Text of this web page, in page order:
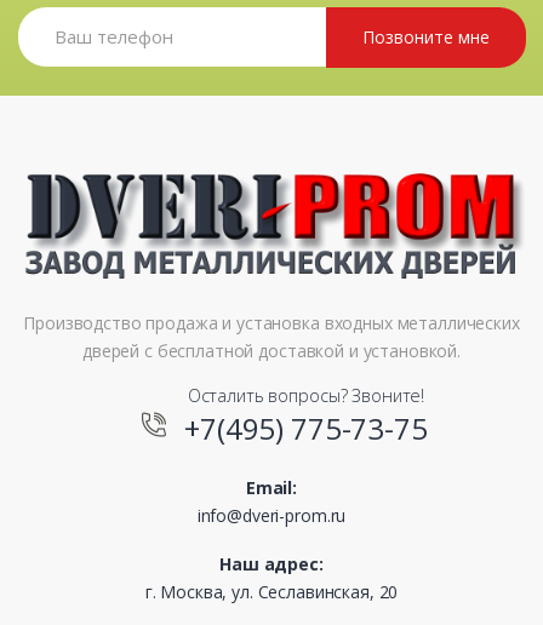
Позвоните мне
Производство продажа и установка входных металлических
дверей с бесплатной доставкой и установкой.
Осталить вопросы? Звоните!
+7(495) 775-73-75
Email:
info@dveri-prom.ru
Наш адрес:
г. Москва, ул. Сеславинская, 20